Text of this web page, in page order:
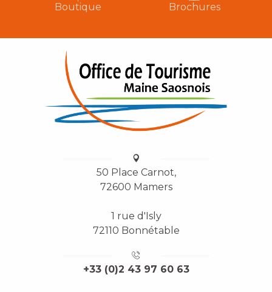
Boutique Brochures
50 Place Carnot,
72600 Mamers
1 rue d'Isly
72110 Bonnétable
+33 (0)2 43 97 60 63